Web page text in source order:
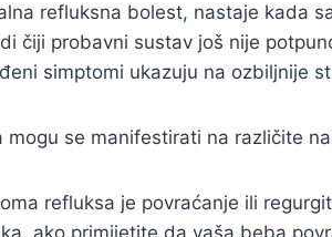
refluksna bolest, nastaje kada
čiji probavni sustav još nije
simptomi ukazuju na ozbiljnije
mogu se manifestirati na različite
refluksa je povraćanje ili
ako primijetite da vaša beba